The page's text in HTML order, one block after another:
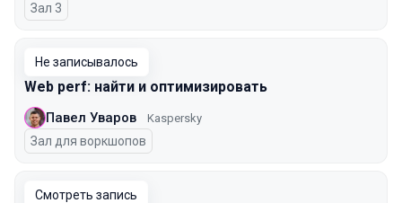
Зал 3
Не записывалось
Web perf: найти и оптимизировать
Павел Уваров Kaspersky
Зал для воркшопов
Смотреть запись